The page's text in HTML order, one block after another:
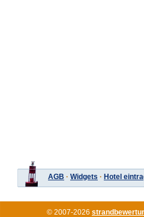
AGB · Widgets · Hotel
© 2007-2026